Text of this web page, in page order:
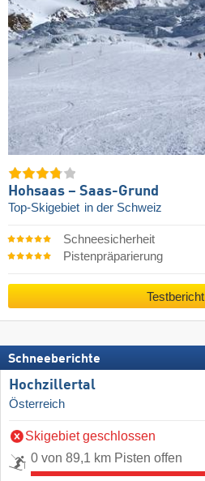
Hohsaas – Saas-Grund
Top-Skigebiet in der Schweiz
Schneesicherheit
Pistenpräparierung
Testbericht
Schneeberichte
Hochzillertal
Österreich
Skigebiet geschlossen
0 von 89,1 km Pisten offen